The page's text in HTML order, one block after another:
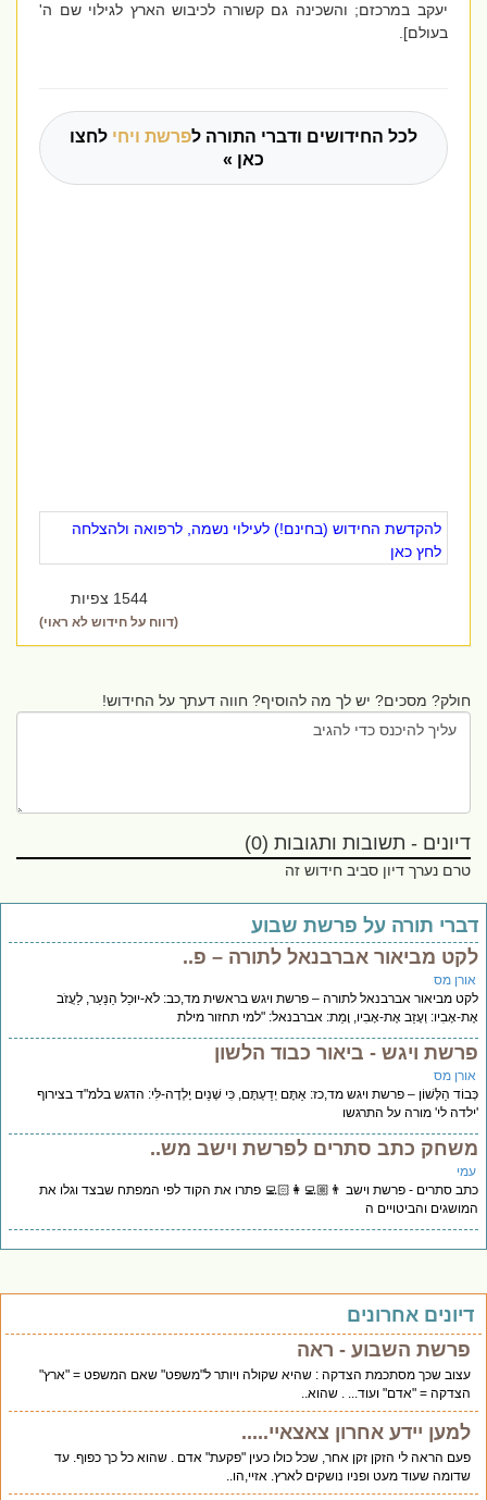
יעקב במרכזם; והשכינה גם קשורה לכיבוש הארץ לגילוי שם ה'
בעולם].
לכל החידושים ודברי התורה לפרשת ויחילחצו
כאן »
להקדשת החידוש (בחינם!) לעילוי נשמה, לרפואה ולהצלחה
לחץ כאן
1544 צפיות
(דווח על חידוש לא ראוי)
חולק? מסכים? יש לך מה להוסיף? חווה דעתך על החידוש!
דיונים - תשובות ותגובות (0)
טרם נערך דיון סביב חידוש זה
תורה על פרשת שבוע
מביאור אברבנאל לתורה – פ..
מס
מביאור אברבנאל לתורה – פרשת ויגש בראשית מד,כב: לֹא-יוּכַל הַנַּעַר, לַעֲזֹב
אָבִיו: וְעָזַב אֶת-אָבִיו, וָמֵת: אברבנאל: "למי תחזור מילת
ויגש - ביאור כבוד הלשון
מס
הַלָּשׁוֹן – פרשת ויגש מד,כז: אַתֶּם יְדַעְתֶּם, כִּי שְׁנַיִם יָלְדָה-לִּי: הדגש בלמ"ד בצירוף
לי' מורה על התרגשו
כתב סתרים לפרשת וישב מש..
סתרים - פרשת וישב 👨🏼‍💻👩🏻‍💻 פתרו את הקוד לפי המפתח שבצד וגלו את
והביטויים ה
אחרונים
פרשת השבוע - ראה
עצוב שכך מסתכמת הצדקה : שהיא שקולה ויותר ל"משפט" שאם המשפט = "ארץ"
הצדקה = "אדם" ועוד... . שהוא..
למען יידע אחרון צאצאיי.....
פעם הראה לי הזקן זקן אחר, שכל כולו כעין "פקעת" אדם . שהוא כל כך כפוף. עד
שדומה שעוד מעט ופניו נושקים לארץ. אזיי,הו..